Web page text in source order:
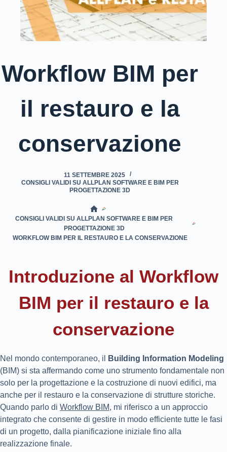
Workflow BIM per
il restauro e la
conservazione
11 SETTEMBRE 2025
CONSIGLI VALIDI SU ALLPLAN SOFTWARE E BIM PER
PROGETTAZIONE 3D
HOME
CONSIGLI VALIDI SU ALLPLAN SOFTWARE E BIM PER
PROGETTAZIONE 3D
WORKFLOW BIM PER IL RESTAURO E LA CONSERVAZIONE
Introduzione al Workflow
BIM per il restauro e la
conservazione
Nel mondo contemporaneo, il
Building Information Modeling
(BIM) si sta affermando come uno strumento fondamentale non
solo per la progettazione e la costruzione di nuovi edifici, ma
anche per il restauro e la conservazione di strutture storiche.
Quando parlo di Workflow BIM, mi riferisco a un approccio
integrato che consente di gestire in modo efficiente tutte le fasi
di un progetto, dalla pianificazione iniziale fino alla
realizzazione finale.